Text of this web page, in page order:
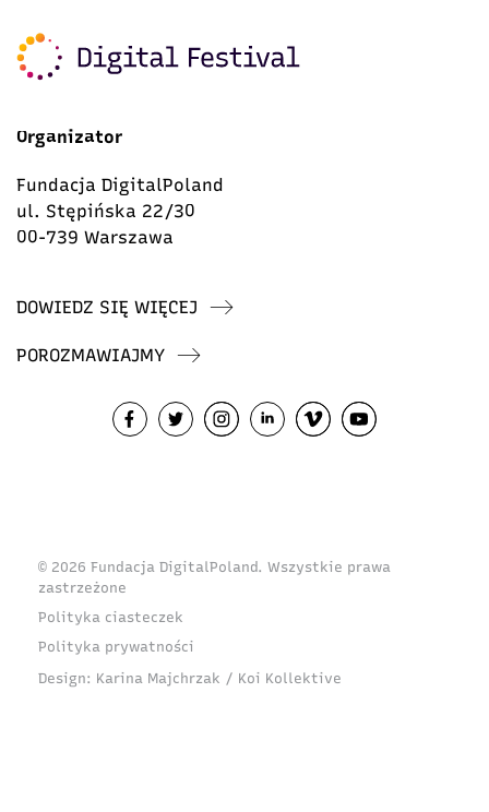
Organizator
Fundacja DigitalPoland
ul. Stępińska 22/30
00-739 Warszawa
DOWIEDZ SIĘ WIĘCEJ
POROZMAWIAJMY
© 2026 Fundacja DigitalPoland. Wszystkie prawa
zastrzeżone
Polityka ciasteczek
Polityka prywatności
Design: Karina Majchrzak / Koi Kollektive